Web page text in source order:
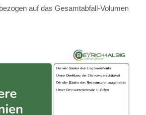
auf das Gesamtabfall-Volumen